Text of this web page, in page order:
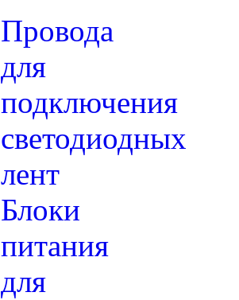
Провода
для
подключения
светодиодных
лент
Блоки
питания
для